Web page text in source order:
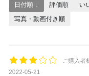
日付順 ↓ 評価順 い
写真・動画付き順
ご購入者
2022-05-21